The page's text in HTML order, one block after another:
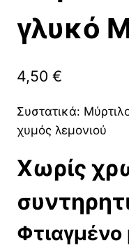
γλυκό
4,50 €
Συστατικά:
χυμός λεμονιού
Χωρίς
Φτιαγμένο